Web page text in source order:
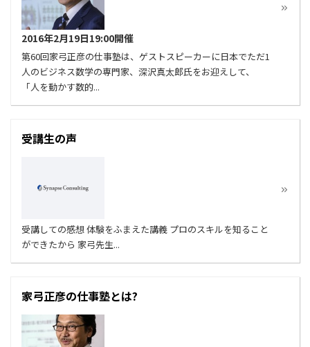
2016年2月19日19:00開催
第60回家弓正彦の仕事塾は、ゲストスピーカーに日本でただ1
人のビジネス数学の専門家、深沢真太郎氏をお迎えして、
「人を動かす数的...
受講生の声
受講しての感想 体験をふまえた講義 プロのスキルを知ること
ができたから 家弓先生...
家弓正彦の仕事塾とは?